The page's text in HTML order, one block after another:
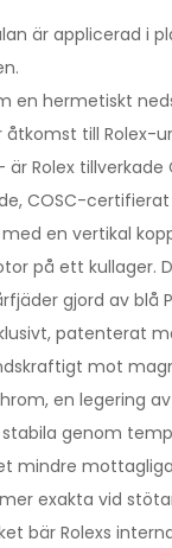
är applicerad i
en hermetiskt
åtkomst till Rolex-
Rolex tillverkade
COSC-
en vertikal
på ett kullager.
gjord av blå
patenterat
mot
en legering
stabila genom
mindre
exakta vid
bär Rolexs